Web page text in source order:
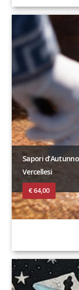
Sapori
Vercellesi
€ 64,00